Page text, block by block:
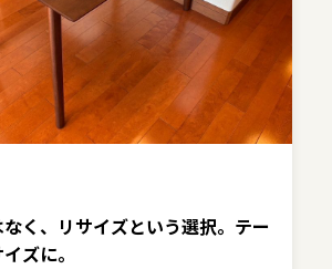
く、リサイズという選択。テー
ズに。